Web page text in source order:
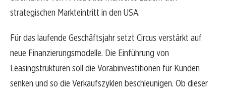
strategischen Markteintritt in den USA.
Für das laufende Geschäftsjahr setzt Circus verstärkt auf
neue Finanzierungsmodelle. Die Einführung von
Leasingstrukturen soll die Vorabinvestitionen für Kunden
senken und so die Verkaufszyklen beschleunigen. Ob dieser